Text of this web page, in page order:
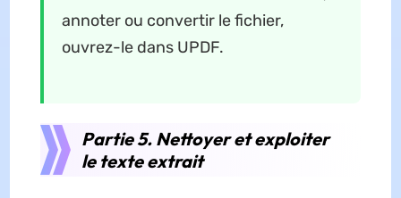
annoter ou convertir le fichier,
ouvrez-le dans UPDF.
Partie 5. Nettoyer et exploiter
le texte extrait